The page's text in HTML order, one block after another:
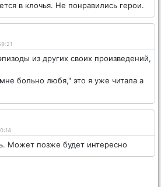
в клочья. Не понравились герои.
из других своих произведений,
больно любя," это я уже читала а
Может позже будет интересно